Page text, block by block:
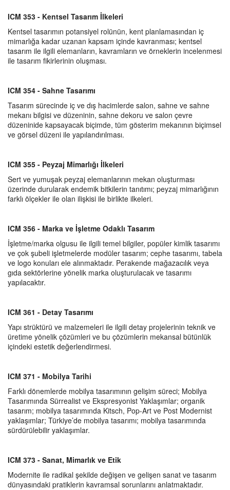
ICM 353 - Kentsel Tasarım İlkeleri
Kentsel tasarımın potansiyel rolünün, kent planlamasından iç
mimarlığa kadar uzanan kapsam içinde kavranması; kentsel
tasarım ile ilgili elemanların, kavramların ve örneklerin incelenmesi
ile tasarım fikirlerinin oluşması.
ICM 354 - Sahne Tasarımı
Tasarım sürecinde iç ve dış hacimlerde salon, sahne ve sahne
mekanı bilgisi ve düzeninin, sahne dekoru ve salon çevre
düzeninide kapsayacak biçimde, tüm gösterim mekanının biçimsel
ve görsel düzeni ile yapılandırılması.
ICM 355 - Peyzaj Mimarlığı İlkeleri
Sert ve yumuşak peyzaj elemanlarının mekan oluşturması
üzerinde durularak endemik bitkilerin tanıtımı; peyzaj mimarlığının
farklı ölçekler ile olan ilişkisi ile birlikte ilkeleri.
ICM 356 - Marka ve İşletme Odaklı Tasarım
İşletme/marka olgusu ile ilgili temel bilgiler, popüler kimlik tasarımı
ve çok şubeli işletmelerde modüler tasarım; cephe tasarımı, tabela
ve logo konuları ele alınmaktadır. Perakende mağazacılık veya
gıda sektörlerine yönelik marka oluşturulacak ve tasarımı
yapılacaktır.
ICM 361 - Detay Tasarımı
Yapı strüktürü ve malzemeleri ile ilgili detay projelerinin teknik ve
üretime yönelik çözümleri ve bu çözümlerin mekansal bütünlük
içindeki estetik değerlendirmesi.
ICM 371 - Mobilya Tarihi
Farklı dönemlerde mobilya tasarımının gelişim süreci; Mobilya
Tasarımında Sürrealist ve Ekspresyonist Yaklaşımlar; organik
tasarım; mobilya tasarımında Kitsch, Pop-Art ve Post Modernist
yaklaşımlar; Türkiye’de mobilya tasarımı; mobilya tasarımında
sürdürülebilir yaklaşımlar.
ICM 373 - Sanat, Mimarlık ve Etik
Modernite ile radikal şekilde değişen ve gelişen sanat ve tasarım
dünyasındaki pratiklerin kavramsal sorunlarını anlatmaktadır.